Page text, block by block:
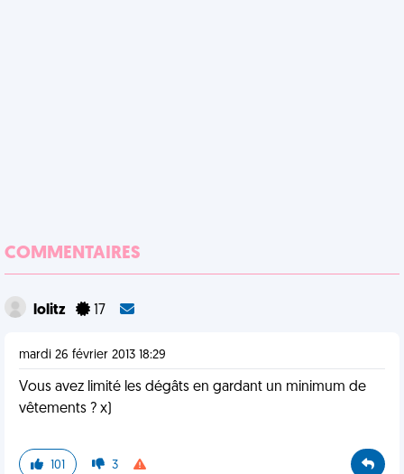
COMMENTAIRES
lolitz 17
mardi 26 février 2013 18:29
Vous avez limité les dégâts en gardant un minimum de
vêtements ? x)
101 3